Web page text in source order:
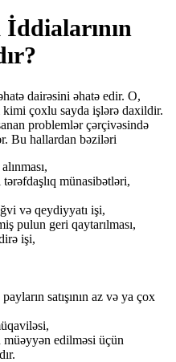
dairəsini əhatə edir. O,
çoxlu sayda işlərə daxildir.
problemlər çərçivəsində
Bu hallardan bəziləri
münasibətləri,
və qeydiyyatı işi,
pulun geri qaytarılması,
işi,
satışının az və ya çox
edilməsi üçün